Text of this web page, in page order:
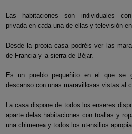
Las habitaciones son individuales
privada en cada una de ellas y televisión
Desde la propia casa podréis ver las
de Francia y la sierra de Béjar.
Es un pueblo pequeñito en el que se
descanso con unas maravillosas vistas al
La casa dispone de todos los enseres
aparte delas habitaciones con toallas y
una chimenea y todos los utensilios